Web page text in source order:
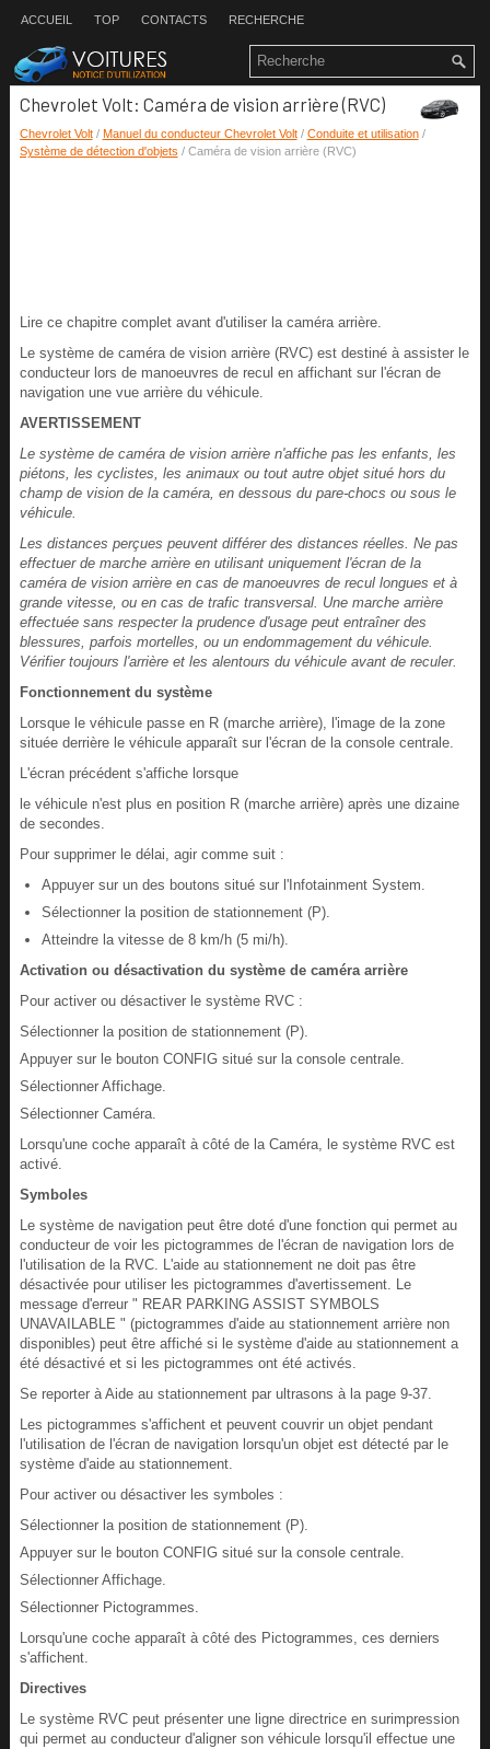
ACCUEIL TOP CONTACTS RECHERCHE
Chevrolet Volt: Caméra de vision arrière (RVC)
Chevrolet Volt/ Manuel du conducteur Chevrolet Volt/ Conduite et utilisation/
Système de détection d'objets / Caméra de vision arrière (RVC)
Lire ce chapitre complet avant d'utiliser la caméra arrière.
Le système de caméra de vision arrière (RVC) est destiné à assister le
conducteur lors de manoeuvres de recul en affichant sur l'écran de
navigation une vue arrière du véhicule.
AVERTISSEMENT
Le système de caméra de vision arrière n'affiche pas les enfants, les
piétons, les cyclistes, les animaux ou tout autre objet situé hors du
champ de vision de la caméra, en dessous du pare-chocs ou sous le
véhicule.
Les distances perçues peuvent différer des distances réelles. Ne pas
effectuer de marche arrière en utilisant uniquement l'écran de la
caméra de vision arrière en cas de manoeuvres de recul longues et à
grande vitesse, ou en cas de trafic transversal. Une marche arrière
effectuée sans respecter la prudence d'usage peut entraîner des
blessures, parfois mortelles, ou un endommagement du véhicule.
Vérifier toujours l'arrière et les alentours du véhicule avant de reculer.
Fonctionnement du système
Lorsque le véhicule passe en R (marche arrière), l'image de la zone
située derrière le véhicule apparaît sur l'écran de la console centrale.
L'écran précédent s'affiche lorsque
le véhicule n'est plus en position R (marche arrière) après une dizaine
de secondes.
Pour supprimer le délai, agir comme suit :
Appuyer sur un des boutons situé sur l'Infotainment System.
Sélectionner la position de stationnement (P).
Atteindre la vitesse de 8 km/h (5 mi/h).
Activation ou désactivation du système de caméra arrière
Pour activer ou désactiver le système RVC :
Sélectionner la position de stationnement (P).
Appuyer sur le bouton CONFIG situé sur la console centrale.
Sélectionner Affichage.
Sélectionner Caméra.
Lorsqu'une coche apparaît à côté de la Caméra, le système RVC est
activé.
Symboles
Le système de navigation peut être doté d'une fonction qui permet au
conducteur de voir les pictogrammes de l'écran de navigation lors de
l'utilisation de la RVC. L'aide au stationnement ne doit pas être
désactivée pour utiliser les pictogrammes d'avertissement. Le
message d'erreur " REAR PARKING ASSIST SYMBOLS
UNAVAILABLE " (pictogrammes d'aide au stationnement arrière non
disponibles) peut être affiché si le système d'aide au stationnement a
été désactivé et si les pictogrammes ont été activés.
Se reporter à Aide au stationnement par ultrasons à la page 9‑37.
Les pictogrammes s'affichent et peuvent couvrir un objet pendant
l'utilisation de l'écran de navigation lorsqu'un objet est détecté par le
système d'aide au stationnement.
Pour activer ou désactiver les symboles :
Sélectionner la position de stationnement (P).
Appuyer sur le bouton CONFIG situé sur la console centrale.
Sélectionner Affichage.
Sélectionner Pictogrammes.
Lorsqu'une coche apparaît à côté des Pictogrammes, ces derniers
s'affichent.
Directives
Le système RVC peut présenter une ligne directrice en surimpression
qui permet au conducteur d'aligner son véhicule lorsqu'il effectue une